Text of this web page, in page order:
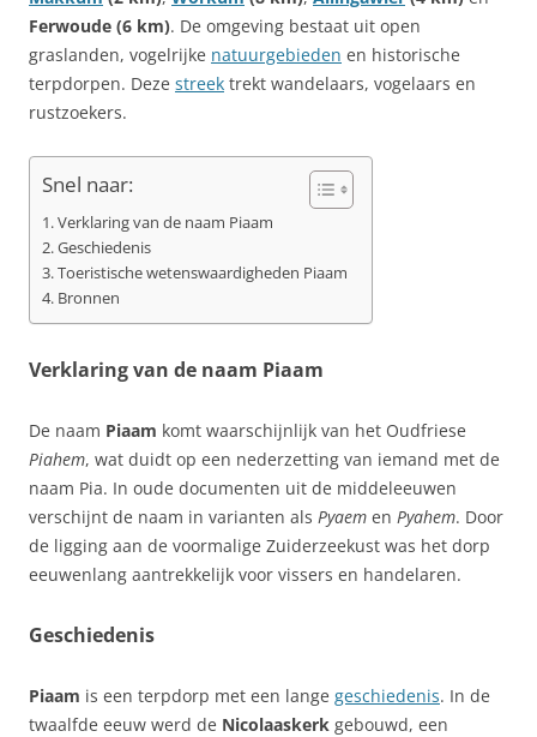
Ferwoude (6 km). De omgeving bestaat uit open
graslanden, vogelrijke natuurgebieden en historische
terpdorpen. Deze streek trekt wandelaars, vogelaars en
rustzoekers.
Snel naar:
Verklaring van de naam Piaam
Geschiedenis
Toeristische wetenswaardigheden Piaam
Bronnen
Verklaring van de naam Piaam
De naam Piaam komt waarschijnlijk van het Oudfriese
Piahem, wat duidt op een nederzetting van iemand met de
naam Pia. In oude documenten uit de middeleeuwen
verschijnt de naam in varianten als Pyaem en Pyahem. Door
de ligging aan de voormalige Zuiderzeekust was het dorp
eeuwenlang aantrekkelijk voor vissers en handelaren.
Geschiedenis
Piaam is een terpdorp met een lange geschiedenis. In de
twaalfde eeuw werd de Nicolaaskerk gebouwd, een